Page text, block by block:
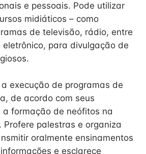
e pessoais. Pode utilizar
midiáticos – como
de televisão, rádio, entre
eletrônico, para divulgação de
execução de programas de
de acordo com seus
a formação de neófitos na
palestras e organiza
oralmente ensinamentos
e esclarece